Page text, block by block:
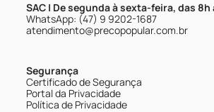
SAC | De segunda à sexta-feira, das 8h
WhatsApp: (47) 9 9202-1687
atendimento@precopopular.com.br
Segurança
Certificado de Segurança
Portal da Privacidade
Política de Privacidade